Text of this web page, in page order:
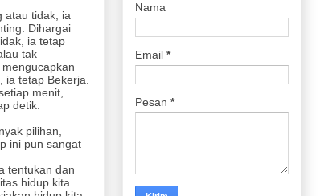
atau tidak, ia
Dihargai
ia tetap
tak
ia tetap Bekerja.
menit,
detik.
pilihan,
ini pun sangat
tentukan dan
hidup kita.
Nama
Email *
Pesan *